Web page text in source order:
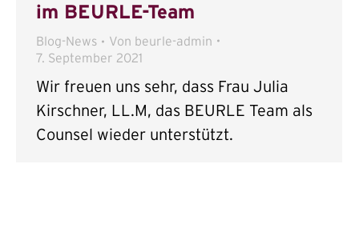
im BEURLE-Team
Blog-News Von beurle-admin
7. September 2021
Wir freuen uns sehr, dass Frau Julia
Kirschner, LL.M, das BEURLE Team als
Counsel wieder unterstützt.